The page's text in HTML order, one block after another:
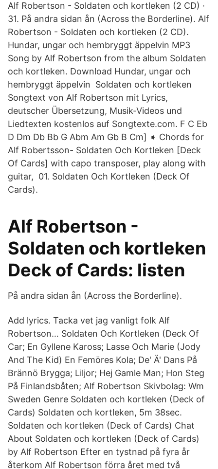
Alf Robertson - Soldaten och kortleken (2 CD) ·
31. På andra sidan ån (Across the Borderline). Alf
Robertson - Soldaten och kortleken (2 CD).
Hundar, ungar och hembryggt äppelvin MP3
Song by Alf Robertson from the album Soldaten
och kortleken. Download Hundar, ungar och
hembryggt äppelvin Soldaten och kortleken
Songtext von Alf Robertson mit Lyrics,
deutscher Übersetzung, Musik-Videos und
Liedtexten kostenlos auf Songtexte.com. F C Eb
D Dm Db Bb G Abm Am Gb B Cm] ➧ Chords for
Alf Robertsson- Soldaten Och Kortleken [Deck
Of Cards] with capo transposer, play along with
guitar, 01. Soldaten Och Kortleken (Deck Of
Cards).
Alf Robertson -
Soldaten och kortleken
Deck of Cards: listen
På andra sidan ån (Across the Borderline).
Add lyrics. Tacka vet jag vanligt folk Alf
Robertson… Soldaten Och Kortleken (Deck Of
Car; En Gyllene Kaross; Lasse Och Marie (Jody
And The Kid) En Femöres Kola; De' Ä' Dans På
Brännö Brygga; Liljor; Hej Gamle Man; Hon Steg
På Finlandsbåten; Alf Robertson Skivbolag: Wm
Sweden Genre Soldaten och kortleken (Deck of
Cards) Soldaten och kortleken, 5m 38sec.
Soldaten och kortleken (Deck of Cards) Chat
About Soldaten och kortleken (Deck of Cards)
by Alf Robertson Efter en tystnad på fyra år
återkom Alf Robertson förra året med två